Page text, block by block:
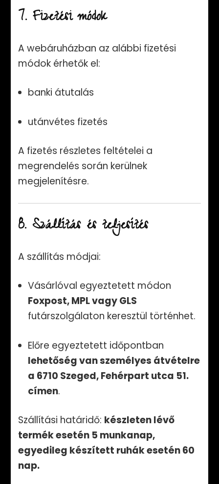
7. Fizetési módok
A webáruházban az alábbi fizetési
módok érhetők el:
banki átutalás
utánvétes fizetés
A fizetés részletes feltételei a
megrendelés során kerülnek
megjelenítésre.
8. Szállítás és teljesítés
A szállítás módjai:
Vásárlóval egyeztetett módon
Foxpost, MPL vagy GLS
futárszolgálaton keresztül történhet.
Előre egyeztetett időpontban
lehetőség van személyes átvételre
a 6710 Szeged, Fehérpart utca 51.
címen.
Szállítási határidő: készleten lévő
termék esetén 5 munkanap,
egyedileg készített ruhák esetén 60
nap.